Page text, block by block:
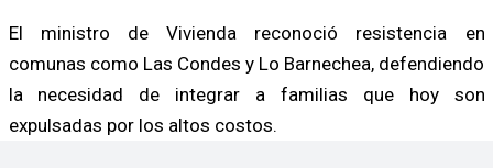
El ministro de Vivienda reconoció resistencia en
comunas como Las Condes y Lo Barnechea, defendiendo
la necesidad de integrar a familias que hoy son
expulsadas por los altos costos.